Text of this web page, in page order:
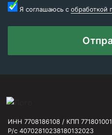
Я соглашаюсь с обработкой
ИНН 7708186108 / КПП 771801001
Р/с 40702810238180132023